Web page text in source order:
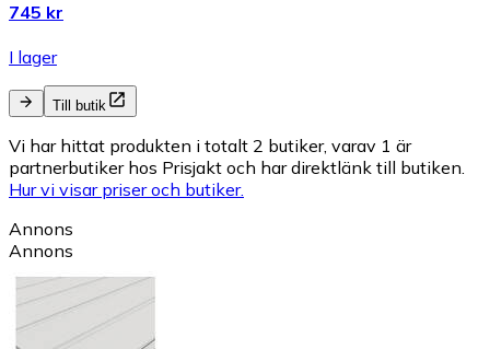
745 kr
I lager
Till butik
Vi har hittat produkten i totalt 2 butiker, varav 1 är
partnerbutiker hos Prisjakt och har direktlänk till butiken.
Hur vi visar priser och butiker.
Annons
Annons